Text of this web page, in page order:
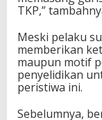
TKP,”
Meski pelaku
memberikan
maupun motif
penyelidikan
peristiwa ini.
Sebelumnya,